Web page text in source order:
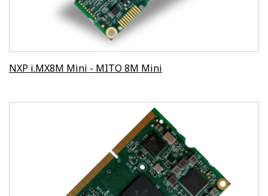
NXP i.MX8M Mini - MITO 8M Mini